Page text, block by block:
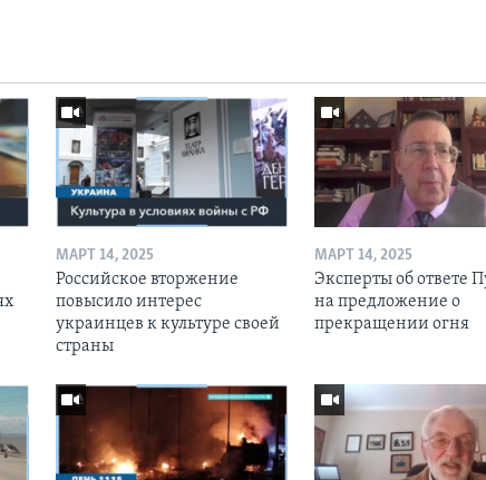
МАРТ 14, 2025
Российское вторжение
повысило интерес
украинцев к культуре своей
страны
МАРТ 14, 2025
Эксперты об ответе
на предложение о
прекращении огня